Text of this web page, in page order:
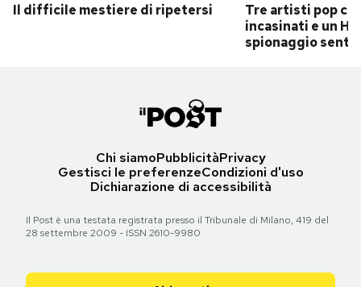
Il difficile mestiere di ripetersi
Tre artisti pop
incasinati e un
spionaggio
Chi siamoPubblicitàPrivacy
Gestisci le preferenzeCondizioni d'uso
Dichiarazione di accessibilità
Il Post è una testata registrata presso il Tribunale di Milano, 419 del
28 settembre 2009 - ISSN 2610-9980